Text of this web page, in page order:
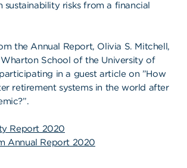
sustainability risks from a financial
the Annual Report, Olivia S. Mitchell,
School of the University of
in a guest article on ”How
retirement systems in the world after
Report 2020
Annual Report 2020